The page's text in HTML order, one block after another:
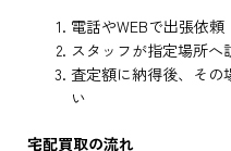
電話やWEBで出張依頼
スタッフが指定場所
査定額に納得後、その
い
宅配買取の流れ